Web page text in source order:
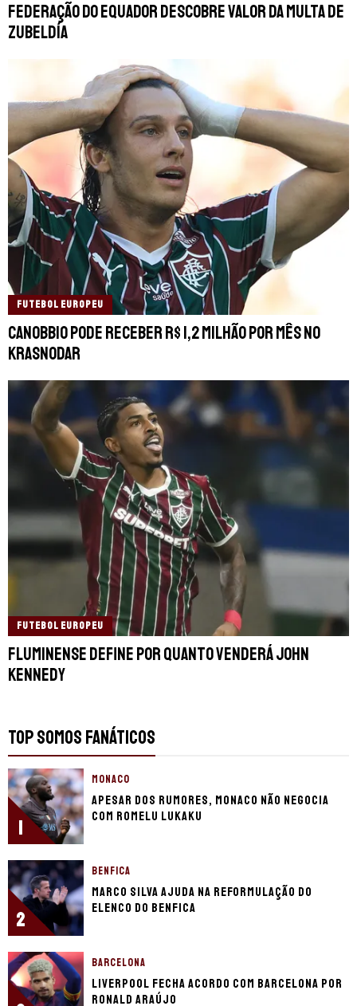
Federação do Equador descobre valor da multa de
Zubeldía
FUTEBOL EUROPEU
Canobbio pode receber R$ 1,2 milhão por mês no
Krasnodar
FUTEBOL EUROPEU
Fluminense define por quanto venderá John
Kennedy
TOP SOMOS FANÁTICOS
1
MONACO
Apesar dos rumores, Monaco não negocia
com Romelu Lukaku
2
BENFICA
Marco Silva ajuda na reformulação do
elenco do Benfica
BARCELONA
Liverpool fecha acordo com Barcelona por
Ronald Araújo